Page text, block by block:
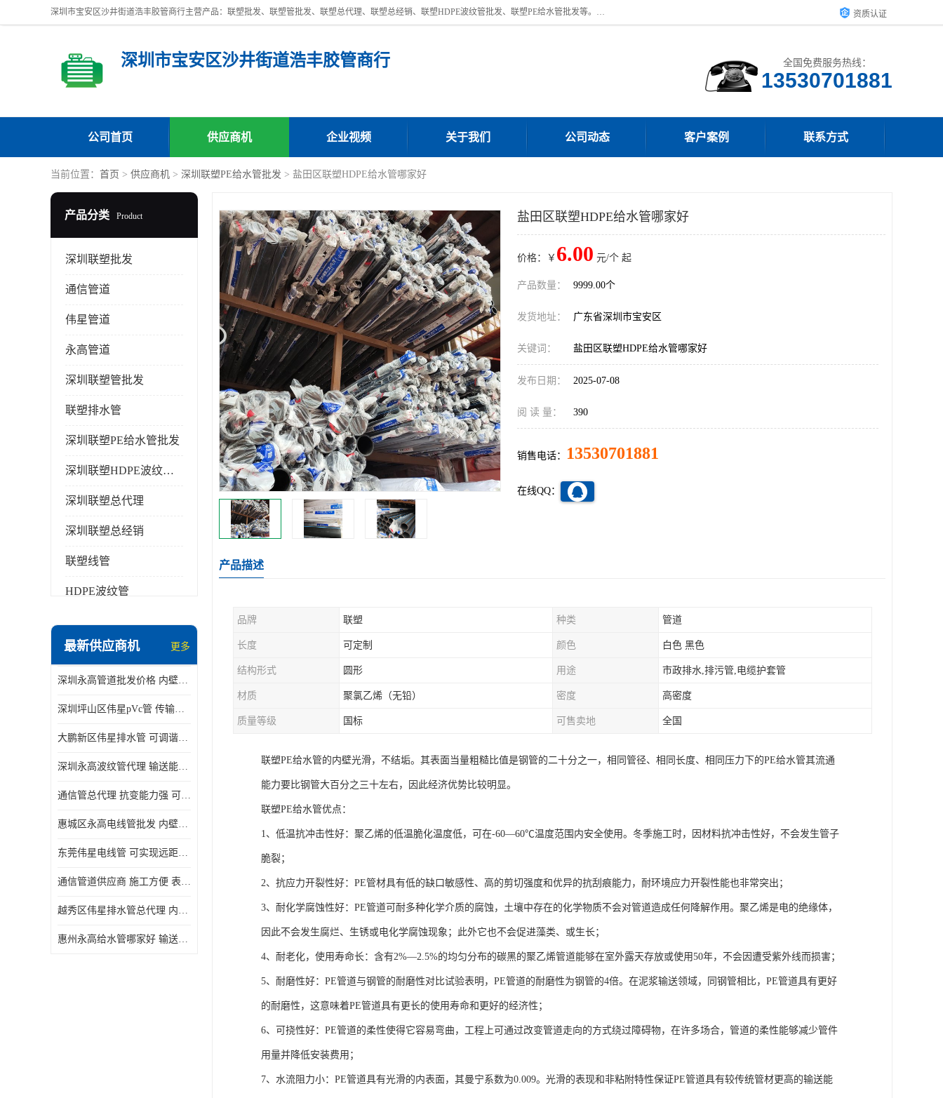
深圳市宝安区沙井街道浩丰胶管商行主营产品：联塑批发、联塑管批发、联塑总代理、联塑总经销、联塑HDPE波纹管批发、联塑PE给水管批发等。凭借服务以及多年的勤奋拼搏，发展成为一家销售各种管材管件，绝缘电工套管及配件等系列产品的贸易公司。公司秉承“顾客至上，锐意进取”的经营理念，坚持“客户至上”原则为广大客户提供的服务。欢迎惠顾！ 资质认证
深圳市宝安区沙井街道浩丰胶管商行 全国免费服务热线：
公司首页 供应商机 企业视频 关于我们 公司动态 客户案例 联系方式
当前位置： 首页 > 供应商机 > 深圳联塑PE给水管批发 > 盐田区联塑HDPE给水管哪家好
产品分类 Product
深圳联塑批发
通信管道
伟星管道
永高管道
深圳联塑管批发
联塑排水管
深圳联塑PE给水管批发
深圳联塑HDPE波纹管批发
深圳联塑总代理
深圳联塑总经销
联塑线管
HDPE波纹管
最新供应商机 更多
深圳永高管道批发价格 内壁光滑 抗震性能好
深圳坪山区伟星pVc管 传输损耗小 频率稳定性好
大鹏新区伟星排水管 可调谐性好 大功率 效率高
深圳永高波纹管代理 输送能力强 可以承受高温
通信管总代理 抗变能力强 可耐强震 扭曲
惠城区永高电线管批发 内壁光滑 抗震性能好
东莞伟星电线管 可实现远距离通信 频率稳定性好
通信管道供应商 施工方便 表面电阻系数大
越秀区伟星排水管总代理 内部表面光滑 大功率 效率高
惠州永高给水管哪家好 输送能力强 方便施工和运输
盐田区联塑HDPE给水管哪家好
价格：￥ 6.00 元/个 起
产品数量： 9999.00个
发货地址： 广东省深圳市宝安区
关键词： 盐田区联塑HDPE给水管哪家好
发布日期： 2025-07-08
阅 读 量： 390
销售电话： 13530701881
在线QQ：
产品描述
品牌 联塑 种类 管道
长度 可定制 颜色 白色 黑色
结构形式 圆形 用途 市政排水,排污管,电缆护套管
材质 聚氯乙烯（无铅） 密度 高密度
质量等级 国标 可售卖地 全国
联塑PE给水管的内壁光滑，不结垢。其表面当量粗糙比值是钢管的二十分之一，相同管径、相同长度、相同压力下的PE给水管其流通
能力要比钢管大百分之三十左右，因此经济优势比较明显。
联塑PE给水管优点：
1、低温抗冲击性好：聚乙烯的低温脆化温度低，可在-60—60℃温度范围内安全使用。冬季施工时，因材料抗冲击性好，不会发生管子
脆裂；
2、抗应力开裂性好：PE管材具有低的缺口敏感性、高的剪切强度和优异的抗刮痕能力，耐环境应力开裂性能也非常突出；
3、耐化学腐蚀性好：PE管道可耐多种化学介质的腐蚀，土壤中存在的化学物质不会对管道造成任何降解作用。聚乙烯是电的绝缘体，
因此不会发生腐烂、生锈或电化学腐蚀现象；此外它也不会促进藻类、或生长；
4、耐老化，使用寿命长：含有2%—2.5%的均匀分布的碳黑的聚乙烯管道能够在室外露天存放或使用50年，不会因遭受紫外线而损害；
5、耐磨性好：PE管道与钢管的耐磨性对比试验表明，PE管道的耐磨性为钢管的4倍。在泥浆输送领域，同钢管相比，PE管道具有更好
的耐磨性，这意味着PE管道具有更长的使用寿命和更好的经济性；
6、可挠性好：PE管道的柔性使得它容易弯曲，工程上可通过改变管道走向的方式绕过障碍物，在许多场合，管道的柔性能够减少管件
用量并降低安装费用；
7、水流阻力小：PE管道具有光滑的内表面，其曼宁系数为0.009。光滑的表现和非粘附特性保证PE管道具有较传统管材更高的输送能